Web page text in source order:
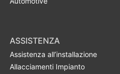
ASSISTENZA
Assistenza all’installazione
Allacciamenti Impianto